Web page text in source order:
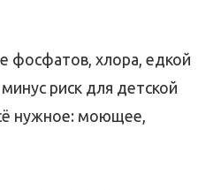
фосфатов, хлора, едкой
риск для детской
нужное: моющее,